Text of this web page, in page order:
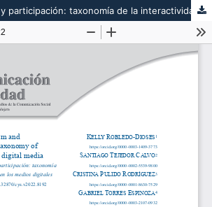
Ciberperiodismo y participación: taxonomía de la interactividad en los medios digitales